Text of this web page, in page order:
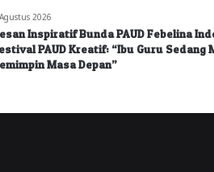
2026
Inspiratif Bunda PAUD Febelina
PAUD Kreatif: “Ibu Guru Sedang
Masa Depan”